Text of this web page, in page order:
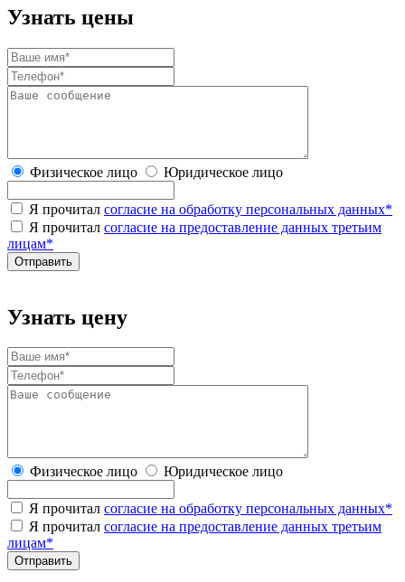
Узнать цены
Физическое лицо Юридическое лицо
Я прочитал согласие на обработку персональных данных*
Я прочитал согласие на предоставление данных третьим
лицам*
Узнать цену
Физическое лицо Юридическое лицо
Я прочитал согласие на обработку персональных данных*
Я прочитал согласие на предоставление данных третьим
лицам*